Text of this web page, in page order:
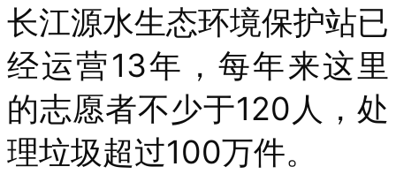
长江源水生态环境保护站已
经运营13年，每年来这里
的志愿者不少于120人，处
理垃圾超过100万件。